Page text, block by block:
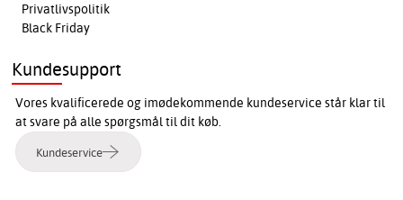
Privatlivspolitik
Black Friday
Kundesupport
Vores kvalificerede og imødekommende kundeservice står klar til
at svare på alle spørgsmål til dit køb.
Kundeservice